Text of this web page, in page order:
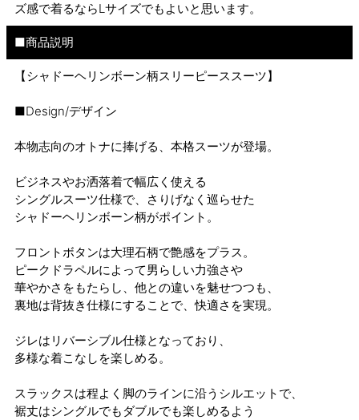
ズ感で着るならLサイズでもよいと思います。
■商品説明
【シャドーヘリンボーン柄スリーピーススーツ】
■Design/デザイン
本物志向のオトナに捧げる、本格スーツが登場。
ビジネスやお洒落着で幅広く使える
シングルスーツ仕様で、さりげなく巡らせた
シャドーヘリンボーン柄がポイント。
フロントボタンは大理石柄で艶感をプラス。
ピークドラペルによって男らしい力強さや
華やかさをもたらし、他との違いを魅せつつも、
裏地は背抜き仕様にすることで、快適さを実現。
ジレはリバーシブル仕様となっており、
多様な着こなしを楽しめる。
スラックスは程よく脚のラインに沿うシルエットで、
裾丈はシングルでもダブルでも楽しめるよう